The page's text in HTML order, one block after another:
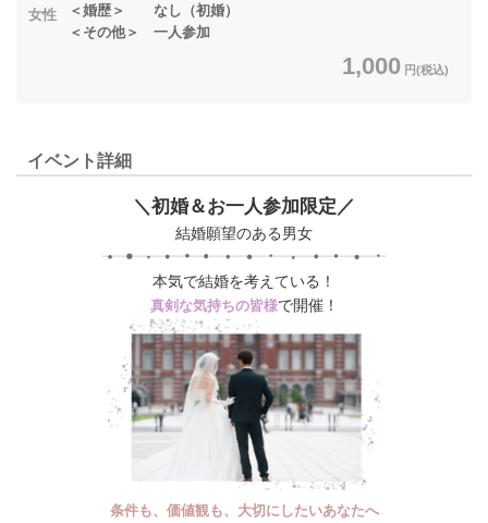
女性
＜婚歴＞ なし（初婚）
＜その他＞ 一人参加
1,000 円(税込)
イベント詳細
＼初婚＆お一人参加限定／
結婚願望のある男女
本気で結婚を考えている！
真剣な気持ちの皆様で開催！
条件も、価値観も、大切にしたいあなたへ